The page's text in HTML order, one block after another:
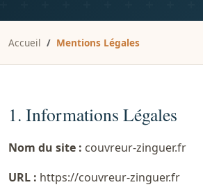
Accueil Mentions Légales
1. Informations Légales
Nom du site : couvreur-zinguer.fr
URL : https://couvreur-zinguer.fr